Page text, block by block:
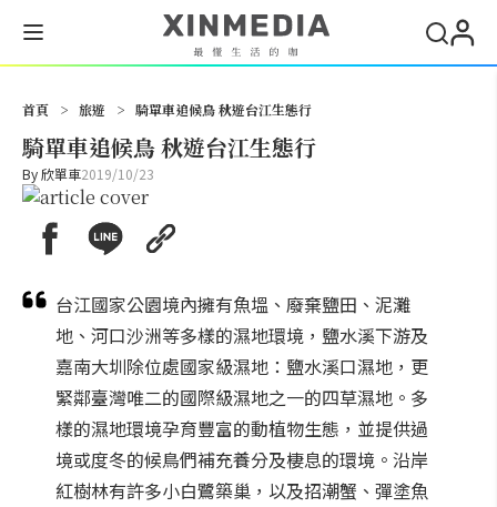
首頁 > 旅遊 > 騎單車追候鳥 秋遊台江生態行
騎單車追候鳥 秋遊台江生態行
By欣單車2019/10/23
台江國家公園境內擁有魚塭、廢棄鹽田、泥灘
地、河口沙洲等多樣的濕地環境，鹽水溪下游及
嘉南大圳除位處國家級濕地：鹽水溪口濕地，更
緊鄰臺灣唯二的國際級濕地之一的四草濕地。多
樣的濕地環境孕育豐富的動植物生態，並提供過
境或度冬的候鳥們補充養分及棲息的環境。沿岸
紅樹林有許多小白鷺築巢，以及招潮蟹、彈塗魚